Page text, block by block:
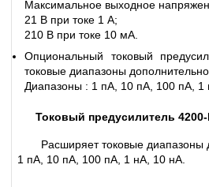
Максимальное выходное
21 В при токе 1 А;
210 В при токе 10 мА.
Опциональный токовый
токовые диапазоны
Диапазоны : 1 пА, 10 пА, 100 пА, 1
Токовый предусилитель 4200-
Расширяет токовые диапазоны
1 пА, 10 пА, 100 пА, 1 нА, 10 нА.